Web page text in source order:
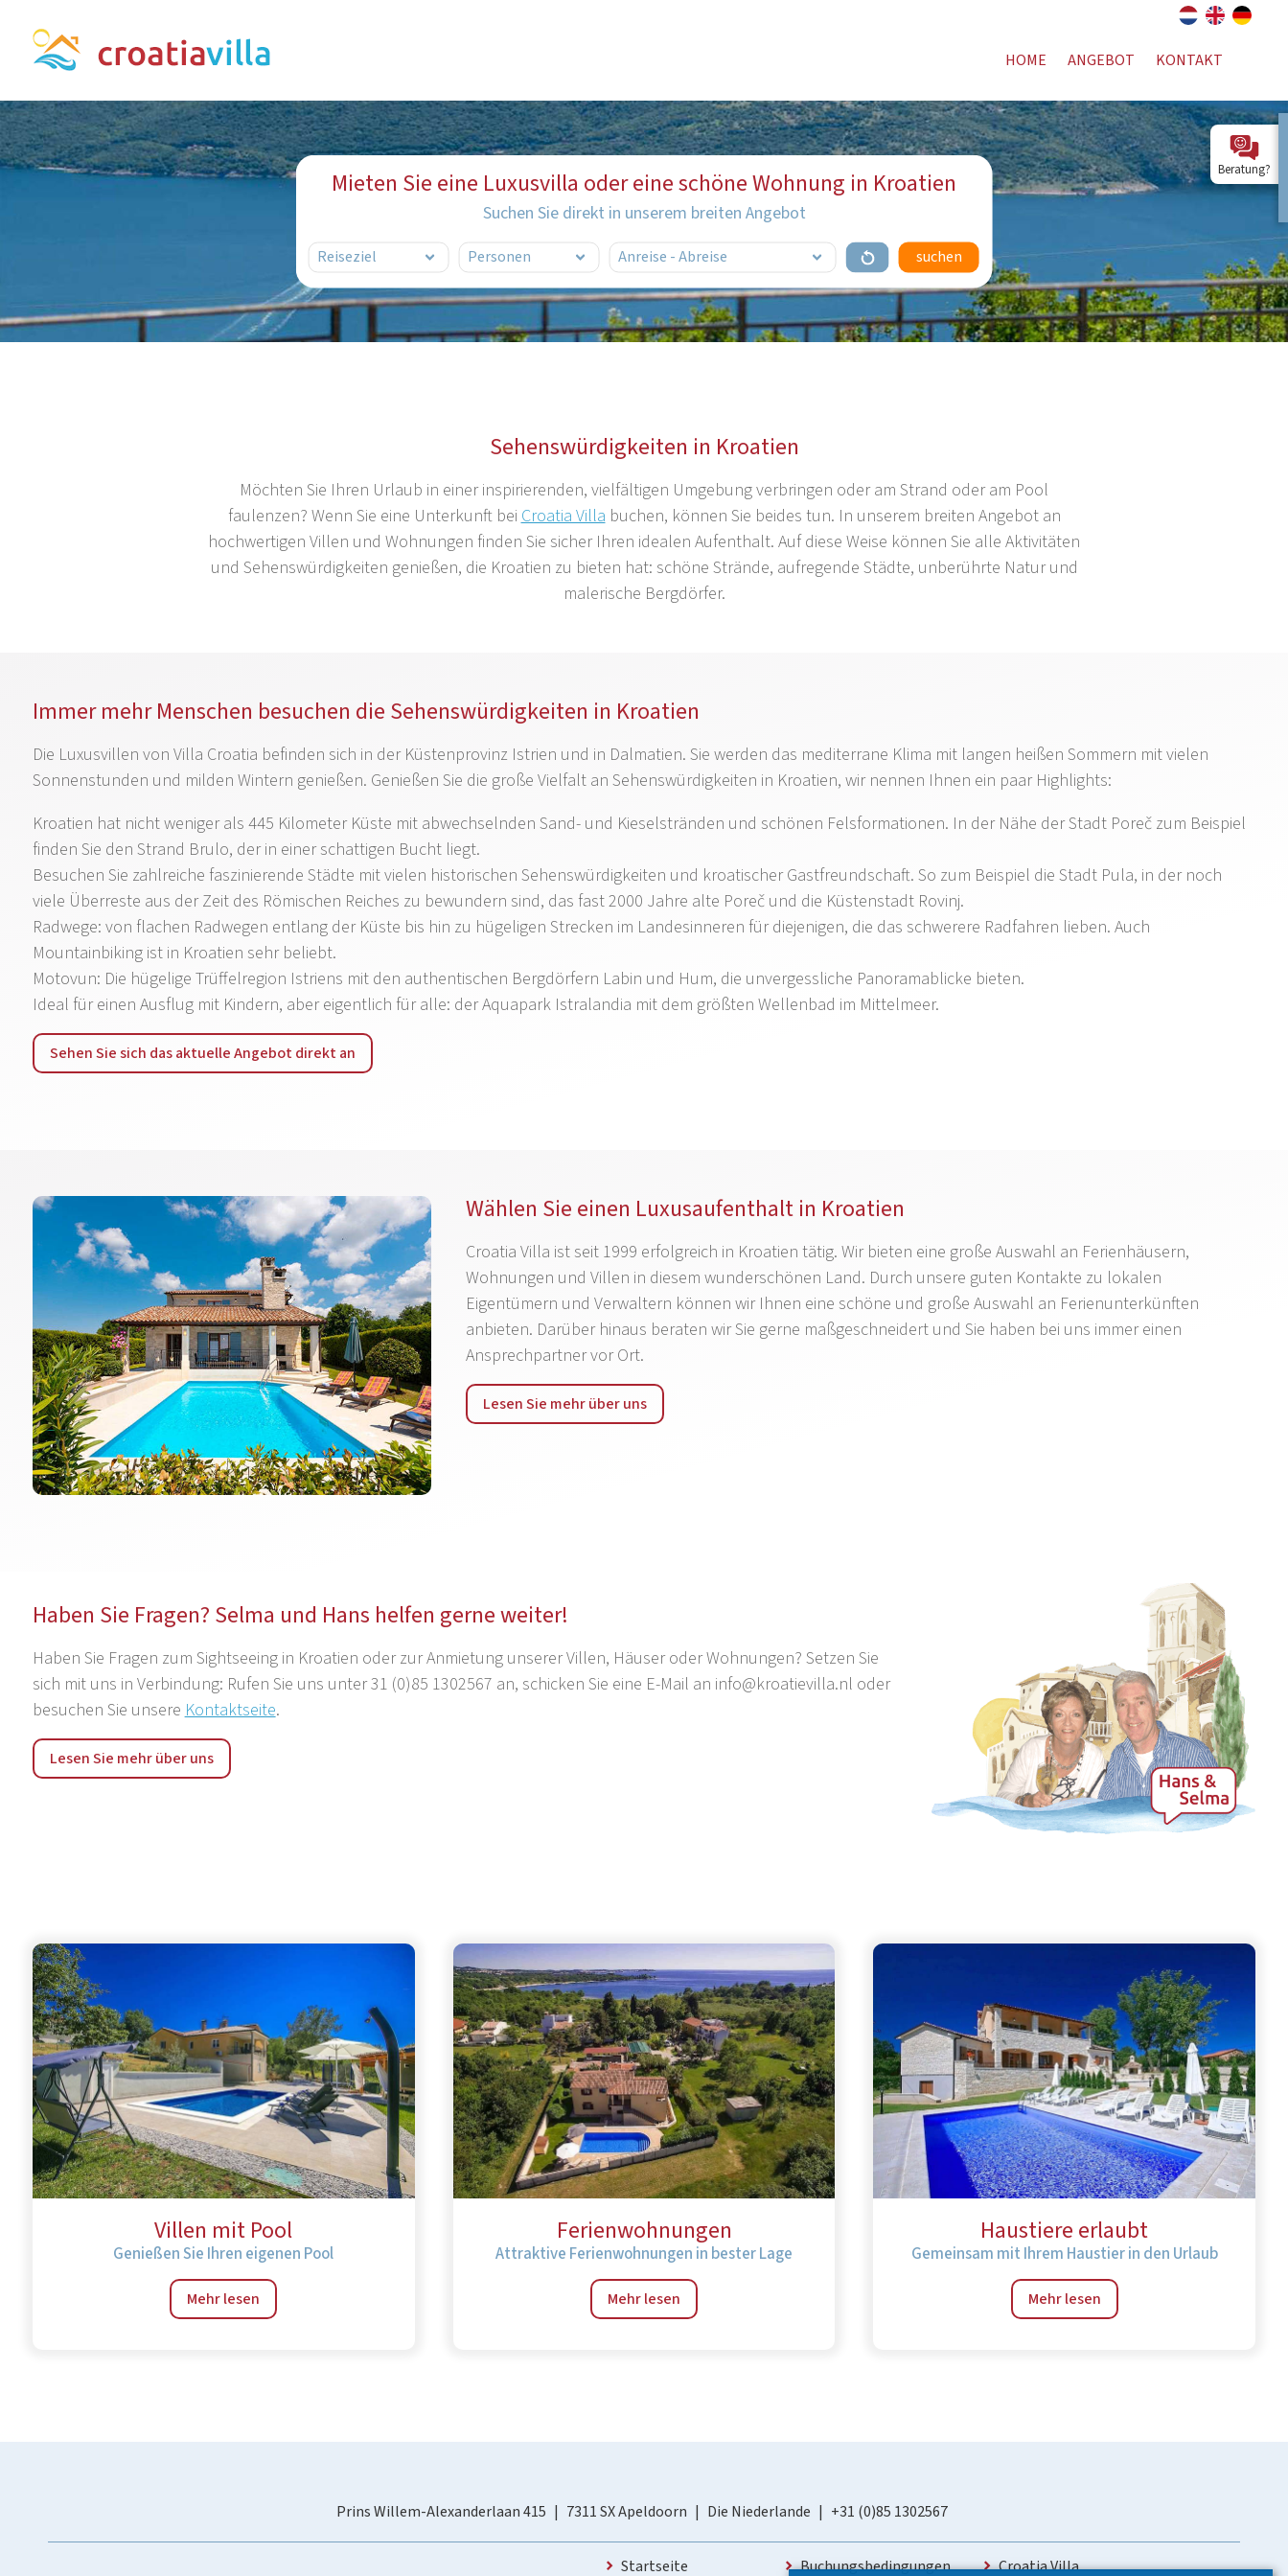
HOME ANGEBOT KONTAKT
Mieten Sie eine Luxusvilla oder eine schöne Wohnung in Kroatien
Suchen Sie direkt in unserem breiten Angebot
suchen
Sehenswürdigkeiten in Kroatien
Möchten Sie Ihren Urlaub in einer inspirierenden, vielfältigen Umgebung verbringen oder am Strand oder am Pool
faulenzen? Wenn Sie eine Unterkunft beiCroatia Villabuchen, können Sie beides tun. In unserem breiten Angebot an
hochwertigen Villen und Wohnungen finden Sie sicher Ihren idealen Aufenthalt. Auf diese Weise können Sie alle Aktivitäten
und Sehenswürdigkeiten genießen, die Kroatien zu bieten hat: schöne Strände, aufregende Städte, unberührte Natur und
malerische Bergdörfer.
Immer mehr Menschen besuchen die Sehenswürdigkeiten in Kroatien
Die Luxusvillen von Villa Croatia befinden sich in der Küstenprovinz Istrien und in Dalmatien. Sie werden das mediterrane Klima mit langen heißen Sommern mit vielen
Sonnenstunden und milden Wintern genießen. Genießen Sie die große Vielfalt an Sehenswürdigkeiten in Kroatien, wir nennen Ihnen ein paar Highlights:
Kroatien hat nicht weniger als 445 Kilometer Küste mit abwechselnden Sand- und Kieselstränden und schönen Felsformationen. In der Nähe der Stadt Poreč zum Beispiel
finden Sie den Strand Brulo, der in einer schattigen Bucht liegt.
Besuchen Sie zahlreiche faszinierende Städte mit vielen historischen Sehenswürdigkeiten und kroatischer Gastfreundschaft. So zum Beispiel die Stadt Pula, in der noch
viele Überreste aus der Zeit des Römischen Reiches zu bewundern sind, das fast 2000 Jahre alte Poreč und die Küstenstadt Rovinj.
Radwege: von flachen Radwegen entlang der Küste bis hin zu hügeligen Strecken im Landesinneren für diejenigen, die das schwerere Radfahren lieben. Auch
Mountainbiking ist in Kroatien sehr beliebt.
Motovun: Die hügelige Trüffelregion Istriens mit den authentischen Bergdörfern Labin und Hum, die unvergessliche Panoramablicke bieten.
Ideal für einen Ausflug mit Kindern, aber eigentlich für alle: der Aquapark Istralandia mit dem größten Wellenbad im Mittelmeer.
Sehen Sie sich das aktuelle Angebot direkt an
Wählen Sie einen Luxusaufenthalt in Kroatien
Croatia Villa ist seit 1999 erfolgreich in Kroatien tätig. Wir bieten eine große Auswahl an Ferienhäusern,
Wohnungen und Villen in diesem wunderschönen Land. Durch unsere guten Kontakte zu lokalen
Eigentümern und Verwaltern können wir Ihnen eine schöne und große Auswahl an Ferienunterkünften
anbieten. Darüber hinaus beraten wir Sie gerne maßgeschneidert und Sie haben bei uns immer einen
Ansprechpartner vor Ort.
Lesen Sie mehr über uns
Haben Sie Fragen? Selma und Hans helfen gerne weiter!
Haben Sie Fragen zum Sightseeing in Kroatien oder zur Anmietung unserer Villen, Häuser oder Wohnungen? Setzen Sie
sich mit uns in Verbindung: Rufen Sie uns unter 31 (0)85 1302567 an, schicken Sie eine E-Mail an info@kroatievilla.nl oder
besuchen Sie unsereKontaktseite.
Lesen Sie mehr über uns
Villen mit Pool
Genießen Sie Ihren eigenen Pool
Mehr lesen
Ferienwohnungen
Attraktive Ferienwohnungen in bester Lage
Mehr lesen
Haustiere erlaubt
Gemeinsam mit Ihrem Haustier in den Urlaub
Mehr lesen
Prins Willem-Alexanderlaan 415 7311 SX Apeldoorn Die Niederlande +31 (0)85 1302567
Startseite
Buchungsbedingungen
Croatia Villa
Beratung?